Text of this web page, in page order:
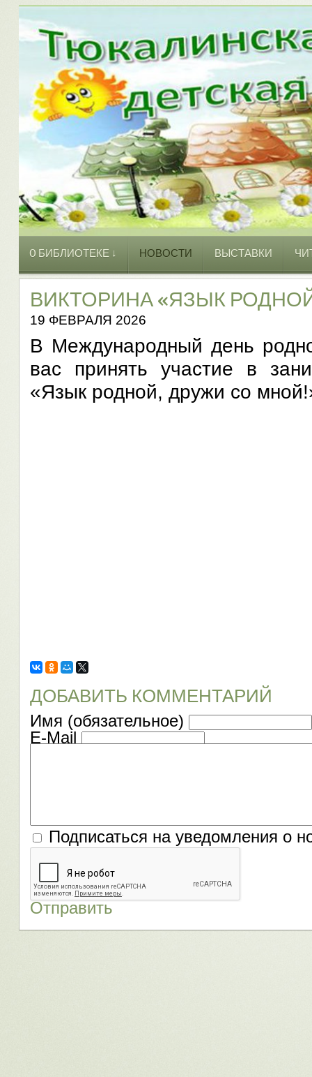
O БИБЛИОТЕКЕ ↓ НОВОСТИ ВЫСТАВКИ
ВИКТОРИНА «ЯЗЫК
19 ФЕВРАЛЯ 2026
В Международный день
вас принять участие в
«Язык родной, дружи со
ДОБАВИТЬ КОММЕНТАРИЙ
Имя (обязательное)
E-Mail
Подписаться на уведомления о
Отправить